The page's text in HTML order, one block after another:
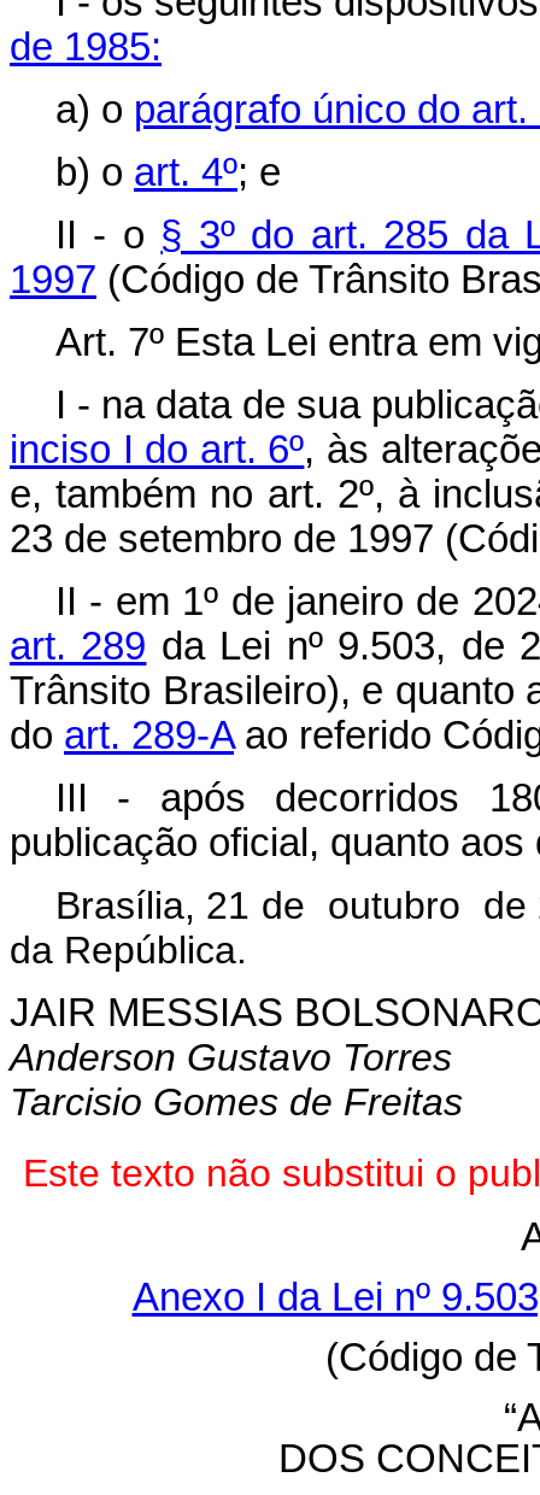
de 1985:
a) o parágrafo único do art.
b) o art. 4º; e
II - o § 3º do art. 285 da
1997 (Código de Trânsito
Art. 7º Esta Lei entra em
I - na data de sua
inciso I do art. 6º, às
e, também no art. 2º, à
23 de setembro de 1997
II - em 1º de janeiro de
art. 289 da Lei nº 9.503, de
Trânsito Brasileiro), e
do art. 289-Aao referido
III - após decorridos
publicação oficial, quanto
Brasília, 21 de outubro de
da República.
JAIR MESSIAS
Anderson Gustavo Torres
Tarcisio Gomes de Freitas
Este texto não substitui o
Anexo I da Lei nº
(Código de
DOS